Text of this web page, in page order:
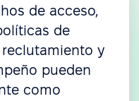
de acceso,
de
y
pueden
como